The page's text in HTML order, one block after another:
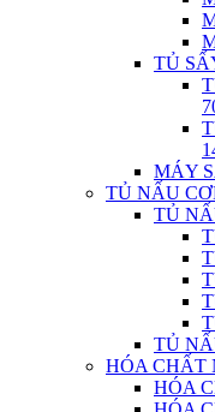
TỦ
MÁY
TỦ NẤU
TỦ
TỦ
HÓA CHẤT
HÓA